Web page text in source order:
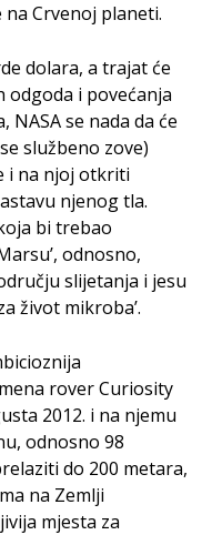
Crvenoj planeti.
dolara, a trajat će
odgoda i povećanja
se nada da će
službeno zove)
i na njoj otkriti
njenog tla.
bi trebao
odnosno,
slijetanja i jesu
život mikroba’.
rover Curiosity
2012. i na njemu
odnosno 98
do 200 metara,
na Zemlji
mjesta za